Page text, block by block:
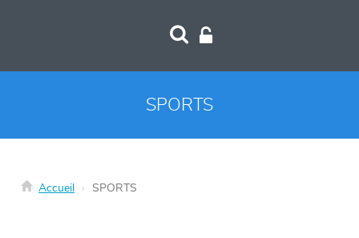
SPORTS
Accueil SPORTS